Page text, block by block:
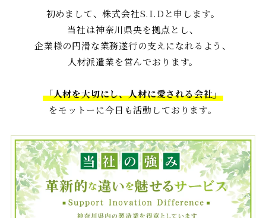
初めまして、株式会社S.I.Dと申します。
当社は神奈川県央を拠点とし、
企業様の円滑な業務遂行の支えになれるよう、
人材派遣業を営んでおります。
「人材を大切にし、人材に愛される会社」
をモットーに今日も活動しております。